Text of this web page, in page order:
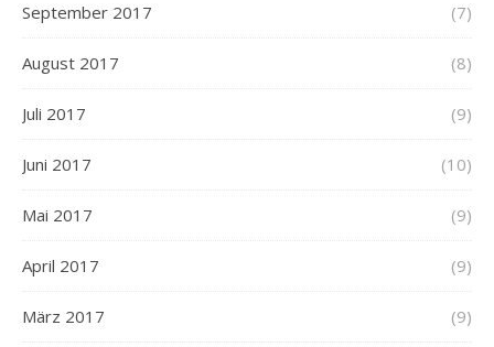
September 2017 (7)
August 2017 (8)
Juli 2017 (9)
Juni 2017 (10)
Mai 2017 (9)
April 2017 (9)
März 2017 (9)